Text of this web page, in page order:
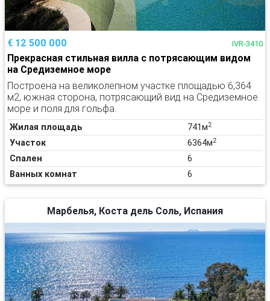
€ 12 500 000 IVR-3410
Прекрасная стильная вилла с потрясающим видом
на Средиземное море
Построена на великолепном участке площадью 6,364
м2, южная сторона, потрясающий вид на Средиземное
море и поля для гольфа.
Жилая площадь 741м2
Участок 6364м2
Спален
6
Ванных комнат
6
Марбелья, Коста дель Соль, Испания